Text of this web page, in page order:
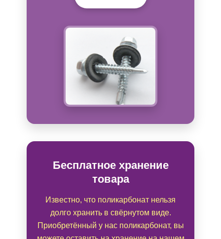
Бесплатное хранение
товара
Известно, что поликарбонат нельзя
долго хранить в свёрнутом виде.
Приобретённый у нас поликарбонат, вы